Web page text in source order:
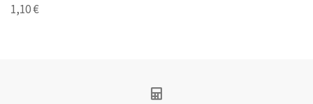
1,10 €